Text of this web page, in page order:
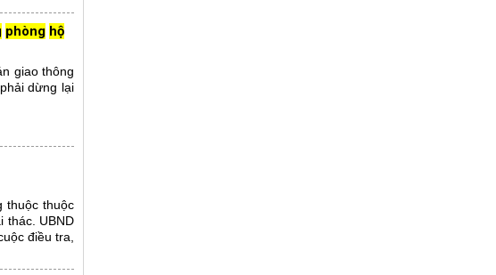
phòng hộ
giao thông
dừng lại
thuộc thuộc
thác. UBND
điều tra,